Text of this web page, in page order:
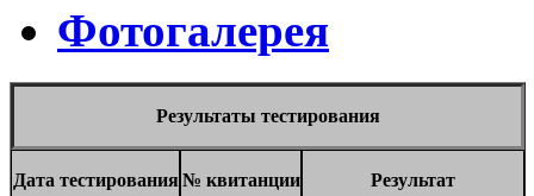
Фотогалерея
Результаты тестирования
Дата тестирования № квитанции Результат